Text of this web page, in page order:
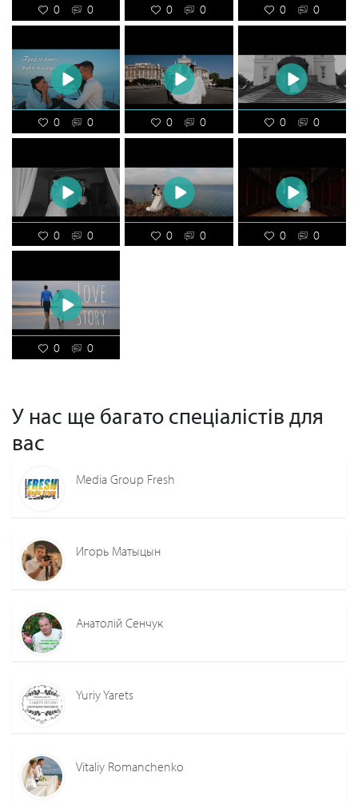
0 0 0 0 0 0
0 0 0 0 0 0
0 0 0 0 0 0
0 0
У нас ще багато спеціалістів для
вас
Media Group Fresh
Игорь Матыцын
Анатолій Сенчук
Yuriy Yarets
Vitaliy Romanchenko